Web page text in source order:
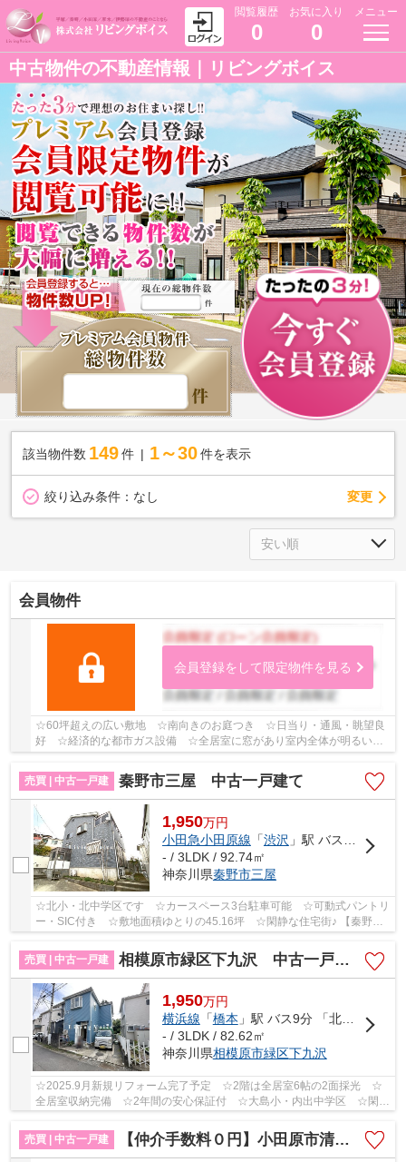
閲覧履歴
0
お気に入り
0
メニュー
中古物件の不動産情報｜リビングボイス
該当物件数 149件 1～30 件を表示
絞り込み条件： なし 変更
会員物件
会員登録をして限定物件を見る
☆60坪超えの広い敷地 ☆南向きのお庭つき ☆日当り・通風・眺望良
好 ☆経済的な都市ガス設備 ☆全居室に窓があり室内全体が明るいで
す♪ 【平塚市の中古戸建のことならリビングボイスに...
売買 | 中古一戸建
秦野市三屋 中古一戸建て
1,950万円
小田急小田原線 「渋沢 」駅 バス14分 「塚原橋（秦野市）」 停歩6分
- / 3LDK / 92.74㎡
神奈川県秦野市三屋
☆北小・北中学区です ☆カースペース3台駐車可能 ☆可動式パントリ
ー・SIC付き ☆敷地面積ゆとりの45.16坪 ☆閑静な住宅街♪ 【秦野市
の中古戸建のことならリビングボイスにお任せくだ...
売買 | 中古一戸建
相模原市緑区下九沢 中古一戸建て
1,950万円
横浜線 「橋本 」駅 バス9分 「北公園入口」 停歩2分
- / 3LDK / 82.62㎡
神奈川県相模原市緑区下九沢
☆2025.9月新規リフォーム完了予定 ☆2階は全居室6帖の2面採光 ☆
全居室収納完備 ☆2年間の安心保証付 ☆大島小・内出中学区 ☆閑静
売買 | 中古一戸建
【仲介手数料０円】小田原市清水新田 中古一戸建て